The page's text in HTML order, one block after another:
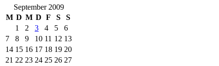
September 2009
M D M D F S
S
1
2 3 4 5
6
7
8 9 10 11 12 13
14 15 16 17 18 19 20
21 22 23 24 25 26 27